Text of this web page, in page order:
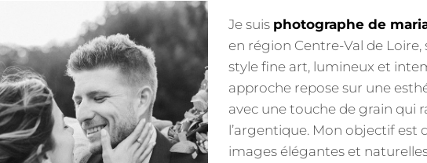
Je suis photographe de
en région Centre-Val de Loire,
style fine art, lumineux et
approche repose sur une
avec une touche de grain qui
l’argentique. Mon objectif est
images élégantes et